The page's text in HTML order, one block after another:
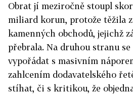
Obrat jí meziročně stoupl
miliard korun, protože těžila
kamenných obchodů, jejichž
přebrala. Na druhou stranu se
vypořádat s masivním
zahlcením dodavatelského
stíhat, či s kritikou, že